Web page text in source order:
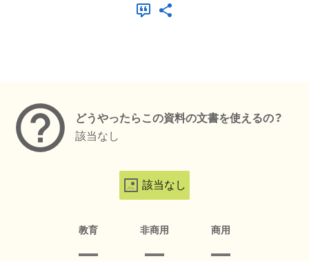
どうやったらこの資料の文書を使えるの？
該当なし
該当なし
教育 非商用 商用